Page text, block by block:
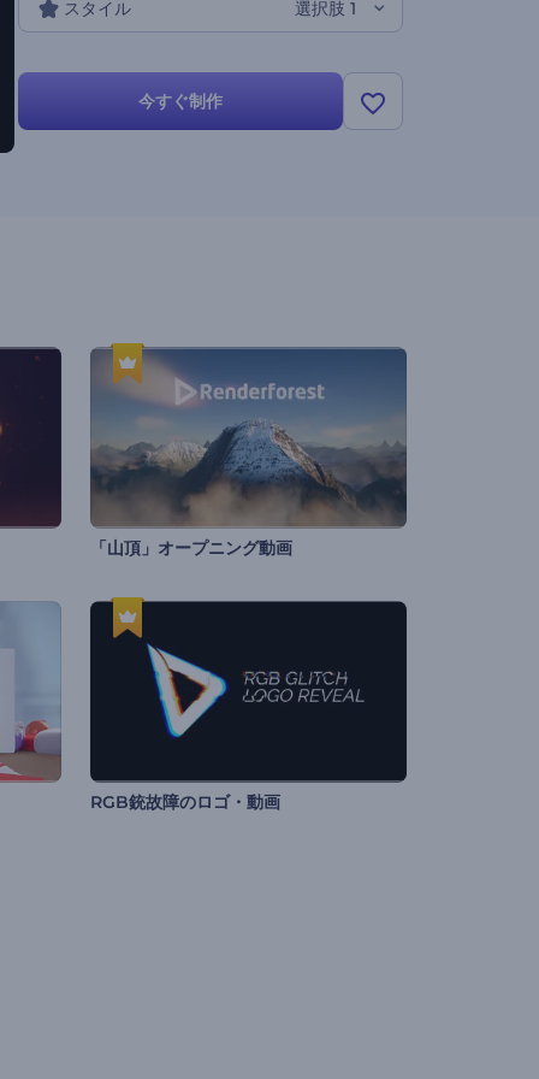
スタイル 選択肢 1
今すぐ制作
「山頂」オープニング動画
RGB銃故障のロゴ・動画